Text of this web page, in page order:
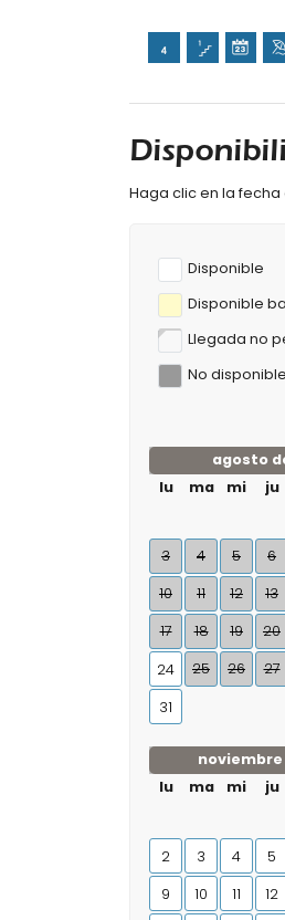
Haga clic en la
Disponible
Disponible
Llegada no
No disponible
agosto
lu
ma mi ju
3
4 5 6
10
11 12 13
17
18 19 20
24
25 26 27
31
noviembre
lu
ma mi ju
2
3 4 5
9
10 11 12